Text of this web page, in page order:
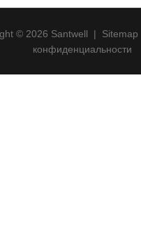
© 2026 Santwell | Sitemap
конфиденциальности